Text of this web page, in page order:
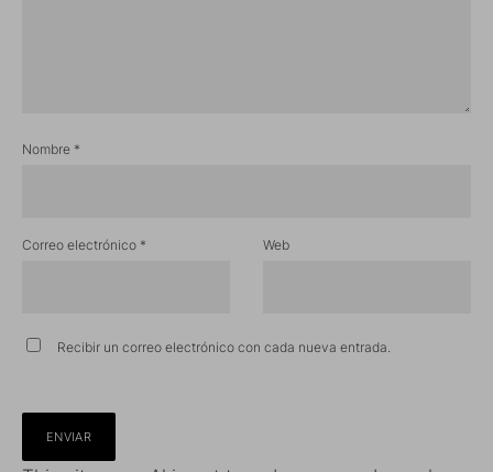
Nombre *
Correo electrónico * Web
Recibir un correo electrónico con cada nueva entrada.